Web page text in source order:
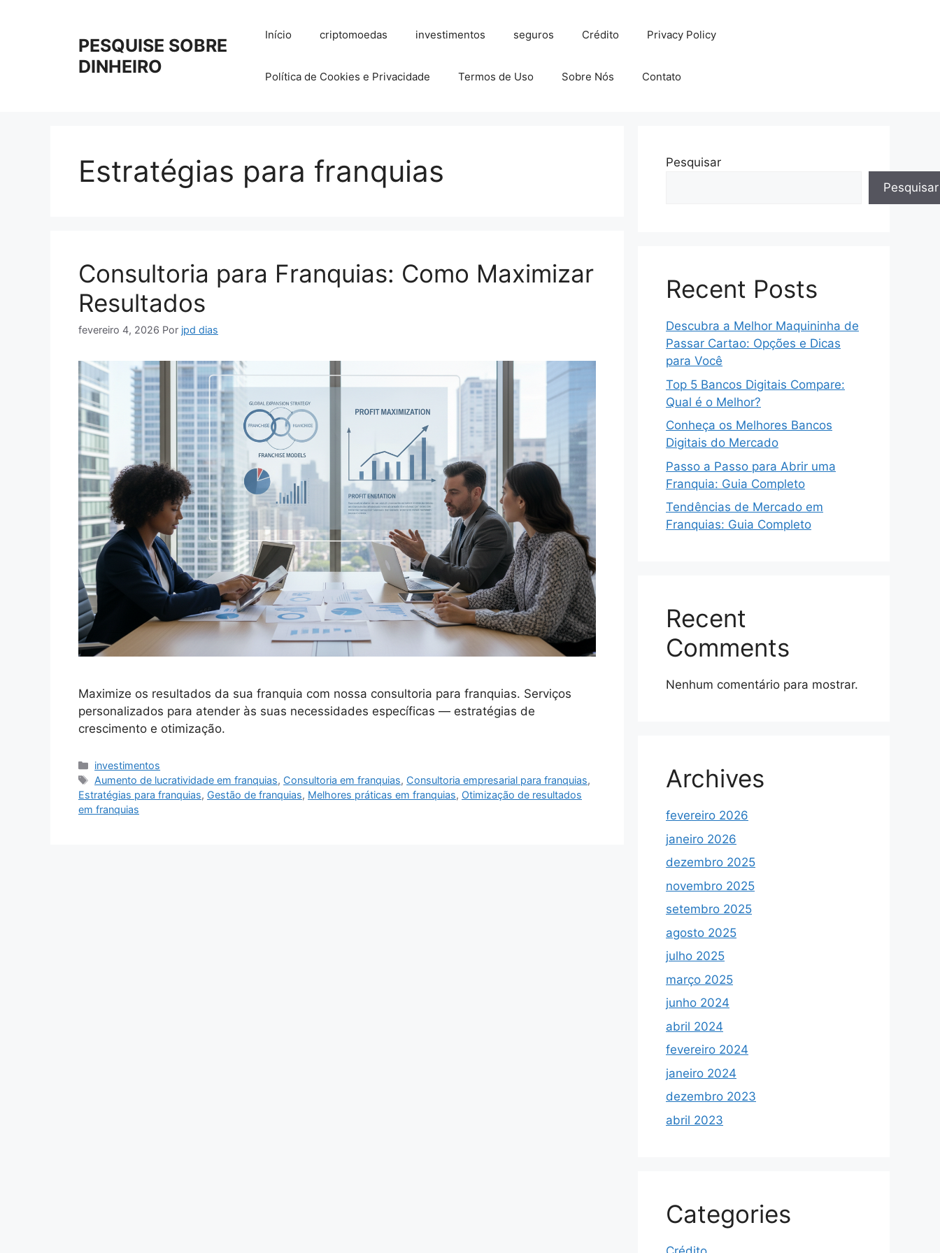
PESQUISE SOBRE
DINHEIRO
Início criptomoedas investimentos seguros Crédito Privacy Policy
Política de Cookies e Privacidade Termos de Uso Sobre Nós Contato
Estratégias para franquias
Consultoria para Franquias: Como Maximizar
Resultados
fevereiro 4, 2026 Por jpd dias
Maximize os resultados da sua franquia com nossa consultoria para franquias. Serviços
personalizados para atender às suas necessidades específicas — estratégias de
crescimento e otimização.
Categorias
investimentos
Tags
Aumento de lucratividade em franquias, Consultoria em franquias, Consultoria empresarial para franquias,
Estratégias para franquias, Gestão de franquias, Melhores práticas em franquias, Otimização de resultados
em franquias
Pesquisar
Pesquisar
Recent Posts
Descubra a Melhor Maquininha de
Passar Cartao: Opções e Dicas
para Você
Top 5 Bancos Digitais Compare:
Qual é o Melhor?
Conheça os Melhores Bancos
Digitais do Mercado
Passo a Passo para Abrir uma
Franquia: Guia Completo
Tendências de Mercado em
Franquias: Guia Completo
Recent
Comments
Nenhum comentário para mostrar.
Archives
fevereiro 2026
janeiro 2026
dezembro 2025
novembro 2025
setembro 2025
agosto 2025
julho 2025
março 2025
junho 2024
abril 2024
fevereiro 2024
janeiro 2024
dezembro 2023
abril 2023
Categories